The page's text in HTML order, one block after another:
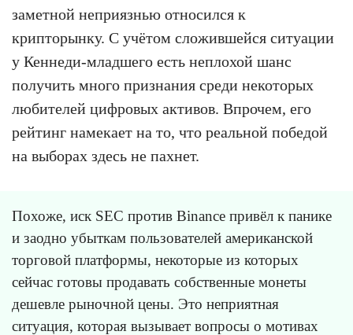
заметной неприязнью относился к
крипторынку. С учётом сложившейся ситуации
у Кеннеди-младшего есть неплохой шанс
получить много признания среди некоторых
любителей цифровых активов. Впрочем, его
рейтинг намекает на то, что реальной победой
на выборах здесь не пахнет.
Похоже, иск SEC против Binance привёл к панике
и заодно убыткам пользователей американской
торговой платформы, некоторые из которых
сейчас готовы продавать собственные монеты
дешевле рыночной цены. Это неприятная
ситуация, которая вызывает вопросы о мотивах